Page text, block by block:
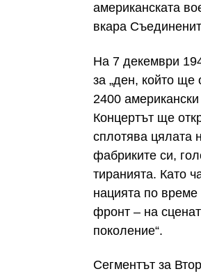
американската
вкара
На 7 декември
за „ден, който ще
2400
Концертът ще
сплотява цялата
фабриките си,
тиранията. Като
нацията по
фронт – на
поколение“.
Сегментът за